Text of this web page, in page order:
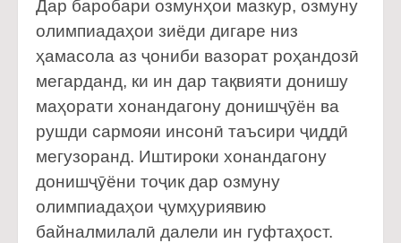
Дар баробари озмунҳои мазкур, озмуну
олимпиадаҳои зиёди дигаре низ
ҳамасола аз ҷониби вазорат роҳандозӣ
мегарданд, ки ин дар тақвияти донишу
маҳорати хонандагону донишҷӯён ва
рушди сармояи инсонӣ таъсири ҷиддӣ
мегузоранд. Иштироки хонандагону
донишҷӯёни тоҷик дар озмуну
олимпиадаҳои ҷумҳуриявию
байналмилалӣ далели ин гуфтаҳост.